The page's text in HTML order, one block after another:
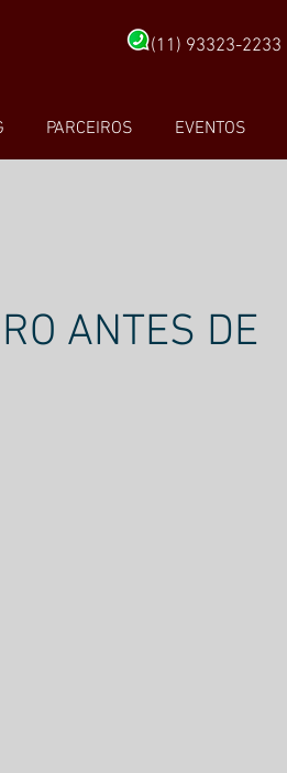
(11) 93323-2233
PARCEIROS EVENTOS
ANTES DE